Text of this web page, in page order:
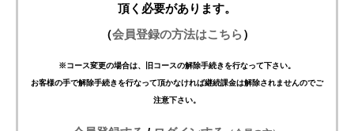
頂く必要があります。
（会員登録の方法はこちら）
※コース変更の場合は、旧コースの解除手続きを行なって下さい。
お客様の手で解除手続きを行なって頂かなければ継続課金は解除されませんのでご
注意下さい。